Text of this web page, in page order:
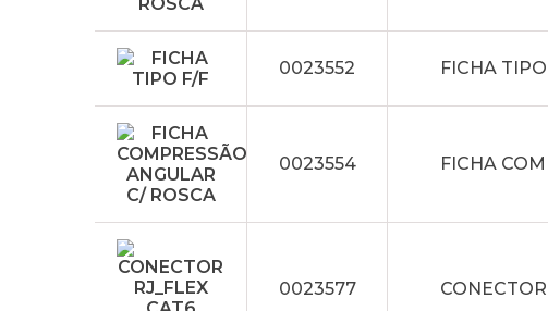
0023552 FICHA
0023554 FICHA
0023577